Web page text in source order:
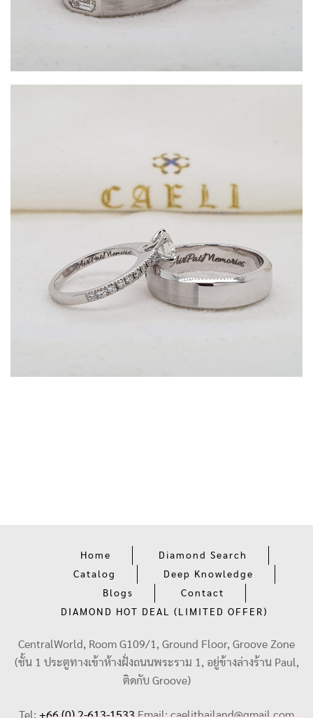
Home
Diamond Search
Catalog
Deep Knowledge
Blogs
Contact
DIAMOND HOT DEAL (LIMITED OFFER)
CentralWorld, Room G109/1, Ground Floor, Groove Zone
(ชั้น 1 ประตูทางเข้าห้างฝั่งถนนพระราม 1, อยู่ข้างล่างร้าน Paul,
ติดกับ Groove)
Tel: +66 (0) 2-613-1533Email:caelithailand@gmail.com